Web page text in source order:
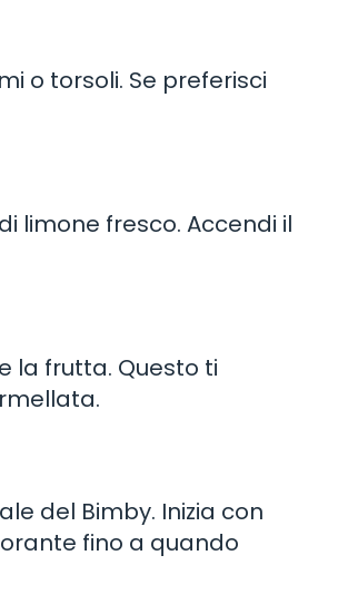
o torsoli. Se preferisci
limone fresco. Accendi il
la frutta. Questo ti
del Bimby. Inizia con
fino a quando